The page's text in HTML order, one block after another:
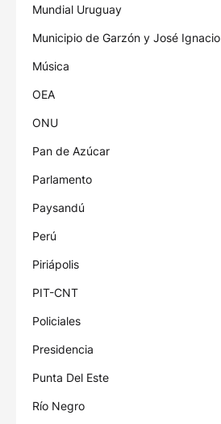
Mundial Uruguay
Municipio de Garzón y José Ignacio
Música
OEA
ONU
Pan de Azúcar
Parlamento
Paysandú
Perú
Piriápolis
PIT-CNT
Policiales
Presidencia
Punta Del Este
Río Negro